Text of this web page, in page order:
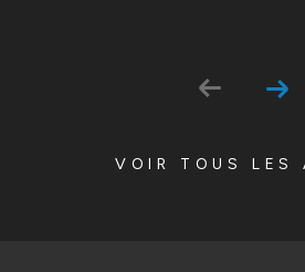
VOIR TOUS LES